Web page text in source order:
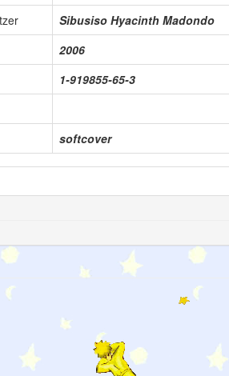
Sibusiso Hyacinth Madondo
2006
1-919855-65-3
softcover